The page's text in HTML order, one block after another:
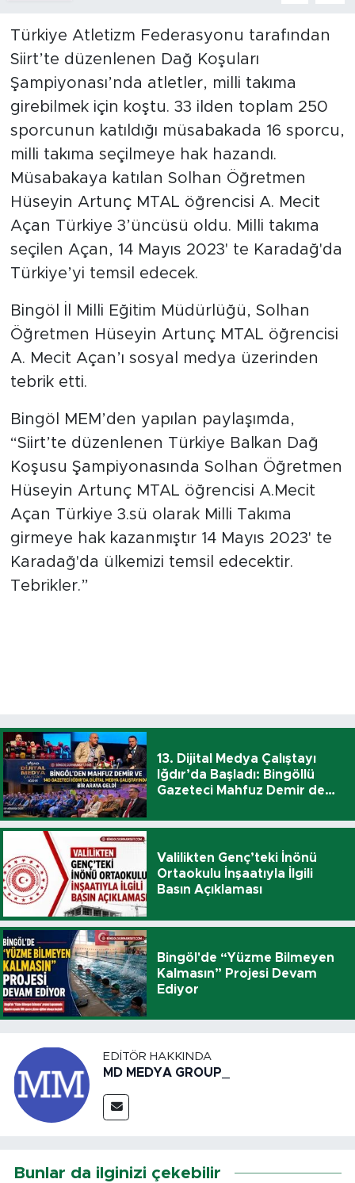
Türkiye Atletizm Federasyonu tarafından
Siirt’te düzenlenen Dağ Koşuları
Şampiyonası’nda atletler, milli takıma
girebilmek için koştu. 33 ilden toplam 250
sporcunun katıldığı müsabakada 16 sporcu,
milli takıma seçilmeye hak hazandı.
Müsabakaya katılan Solhan Öğretmen
Hüseyin Artunç MTAL öğrencisi A. Mecit
Açan Türkiye 3’üncüsü oldu. Milli takıma
seçilen Açan, 14 Mayıs 2023' te Karadağ'da
Türkiye’yi temsil edecek.
Bingöl İl Milli Eğitim Müdürlüğü, Solhan
Öğretmen Hüseyin Artunç MTAL öğrencisi
A. Mecit Açan’ı sosyal medya üzerinden
tebrik etti.
Bingöl MEM’den yapılan paylaşımda,
“Siirt’te düzenlenen Türkiye Balkan Dağ
Koşusu Şampiyonasında Solhan Öğretmen
Hüseyin Artunç MTAL öğrencisi A.Mecit
Açan Türkiye 3.sü olarak Milli Takıma
girmeye hak kazanmıştır 14 Mayıs 2023' te
Karadağ'da ülkemizi temsil edecektir.
Tebrikler.”
13. Dijital Medya Çalıştayı
Iğdır’da Başladı: Bingöllü
Gazeteci Mahfuz Demir de
Valilikten Genç’teki İnönü
Ortaokulu İnşaatıyla İlgili
Basın Açıklaması
Bingöl'de “Yüzme Bilmeyen
Kalmasın” Projesi Devam
Ediyor
EDITÖR HAKKINDA
MD MEDYA GROUP_
Bunlar da ilginizi çekebilir
Tavz Der
Bingöl Kaza Haberleri